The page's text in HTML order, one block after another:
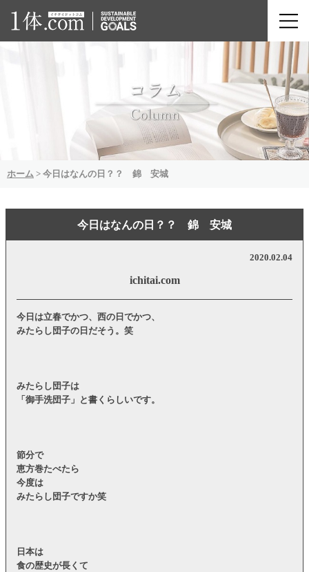
ホーム > 今日はなんの日？？ 錦 安城
今日はなんの日？？ 錦 安城
2020.02.04
ichitai.com
今日は立春でかつ、西の日でかつ、
みたらし団子の日だそう。笑
みたらし団子は
「御手洗団子」と書くらしいです。
節分で
恵方巻たべたら
今度は
みたらし団子ですか笑
日本は
食の歴史が長くて